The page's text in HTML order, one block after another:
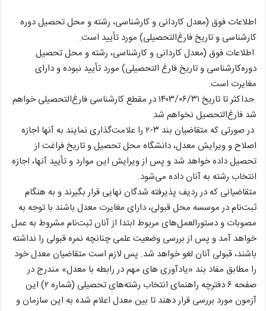
اطلاعات فوق (معدل کاردانی و کارشناسی، رشته و محل تحصیل دوره
کارشناسی و تاریخ فارغ‌التحصیلی) مورد تأیید است.
اطلاعات فوق (معدل کاردانی و کارشناسی، رشته و محل تحصیل
دوره‌کارشناسی و تاریخ فارغ التحصیلی) مورد تأیید نبوده و دارای
مغایرت است.
حداکثر تا تاریخ ۱۴۰۳/۰۶/۳۱ در مقطع کارشناسی فارغ‌التحصیلی خواهم
شد فارغ‌التحصیل نخواهم شد
در صورتی که متقاضیان بند ۳-۲ را علامت‌گذاری نمایند به آنها اجازه
اصلاح و ویرایش معدل، دانشگاه محل تحصیل و تاریخ فراغت از
تحصیل داده خواهد شد و پس از ویرایش این موارد و تأیید آنها، اجازه
انتخاب رشته به آنان داده می‌شود.
متقاضیانی که در ردیف پذیرفته شدگان نهایی قرار بگیرند و به هنگام
ثبت‌نام در موسسه محل قبولی، دارای مغایرت معدل باشند با توجه به
مصوبات و دستورالعمل‌های مربوط ابتدا از آنان ثبت‌نام مشروط به عمل
خواهد آمد و پس از بررسی وضعیت علمی چنانچه نمره قبولی را نداشته
باشند، قبولی آنان لغو خواهد شد. پس لازم است متقاضیان معدل خود
را مطابق مفاد بند «یادآوری های مهم در رابطه با معدل» مندرج در
صفحه ۶ دفترچه راهنمای انتخاب رشته‌های تحصیلی (شماره ۲) این
آزمون مورد بررسی قرار دهند تا بین معدل اعلام شده به این سازمان و